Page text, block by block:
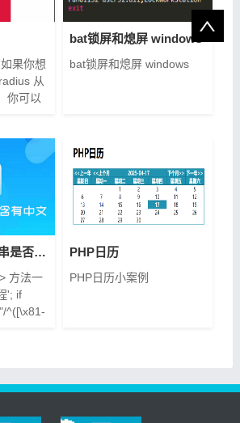
果你想
从
你可以
```css /*
{ 0%
}
0; }
个元素
bat锁屏和熄屏 windows
bat锁屏和熄屏 windows
PHP中判断字符串是否含有中文
方法一
'; if
^([\x81-
PHP日历
PHP日历小案例